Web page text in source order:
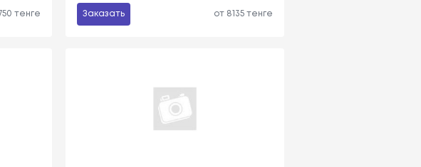
тенге Заказать от 8135 тенге